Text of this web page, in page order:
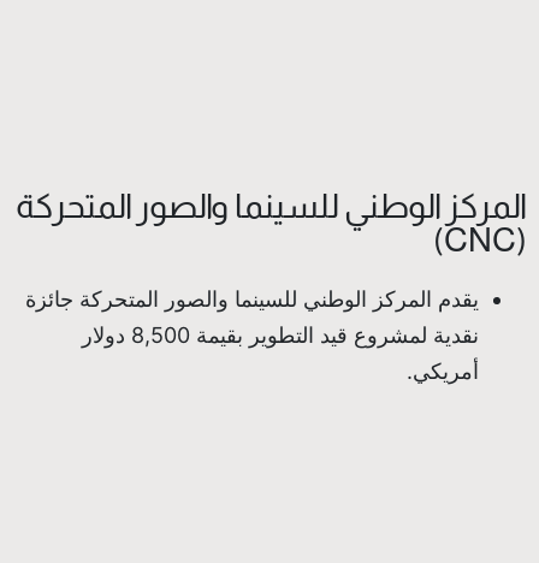
المركز الوطني للسينما والصور المتحركة
(CNC)
يقدم المركز الوطني للسينما والصور المتحركة جائزة
نقدية لمشروع قيد التطوير بقيمة 8,500 دولار
أمريكي.